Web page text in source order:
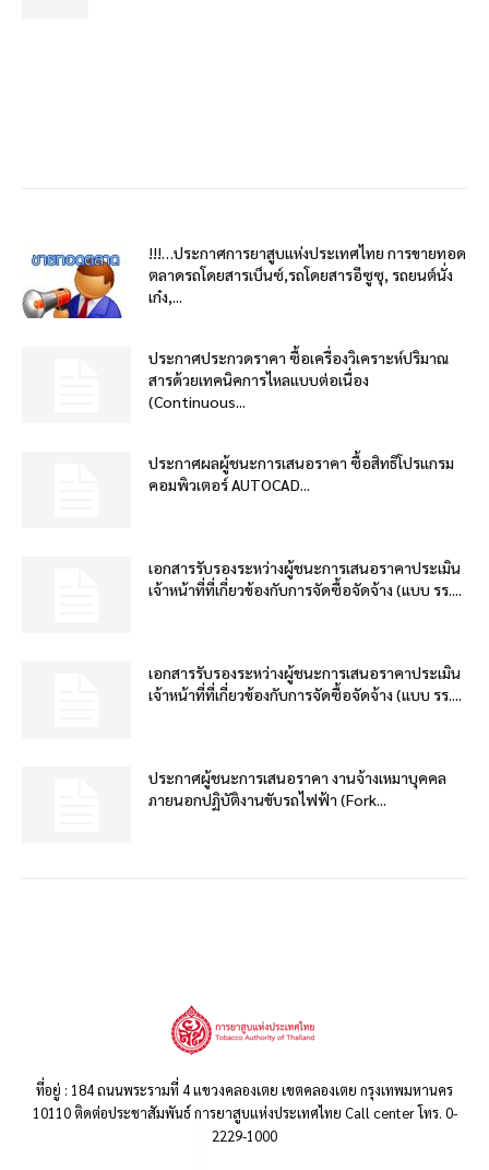
!!!…ประกาศการยาสูบแห่งประเทศไทย การขายทอด
ตลาดรถโดยสารเบ็นซ์,รถโดยสารอีซูซุ, รถยนต์นั่ง
เก๋ง,...
ประกาศประกวดราคา ซื้อเครื่องวิเคราะห์ปริมาณ
สารด้วยเทคนิคการไหลแบบต่อเนื่อง
(Continuous...
ประกาศผลผู้ชนะการเสนอราคา ซื้อสิทธิโปรแกรม
คอมพิวเตอร์ AUTOCAD...
เอกสารรับรองระหว่างผู้ชนะการเสนอราคาประเมิน
เจ้าหน้าที่ที่เกี่ยวข้องกับการจัดซื้อจัดจ้าง (แบบ รร....
เอกสารรับรองระหว่างผู้ชนะการเสนอราคาประเมิน
เจ้าหน้าที่ที่เกี่ยวข้องกับการจัดซื้อจัดจ้าง (แบบ รร....
ประกาศผู้ชนะการเสนอราคา งานจ้างเหมาบุคคล
ภายนอกปฏิบัติงานขับรถไฟฟ้า (Fork...
ที่อยู่ : 184 ถนนพระรามที่ 4 แขวงคลองเตย เขตคลองเตย กรุงเทพมหานคร
10110 ติดต่อประชาสัมพันธ์ การยาสูบแห่งประเทศไทย Call center โทร. 0-
2229-1000